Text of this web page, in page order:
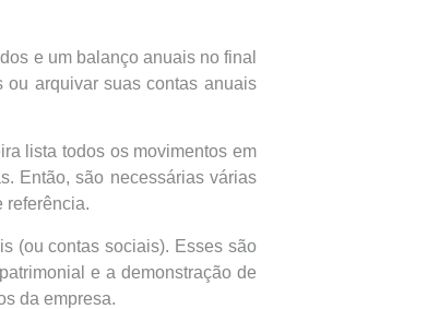
e um balanço anuais no final
ou arquivar suas contas anuais
lista todos os movimentos em
Então, são necessárias várias
referência.
(ou contas sociais). Esses são
e a demonstração de
da empresa.